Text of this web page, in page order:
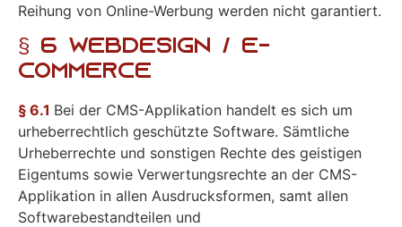
Reihung von Online-Werbung werden nicht garantiert.
§ 6 Webdesign / E-
Commerce
§ 6.1 Bei der CMS-Applikation handelt es sich um
urheberrechtlich geschützte Software. Sämtliche
Urheberrechte und sonstigen Rechte des geistigen
Eigentums sowie Verwertungsrechte an der CMS-
Applikation in allen Ausdrucksformen, samt allen
Softwarebestandteilen und